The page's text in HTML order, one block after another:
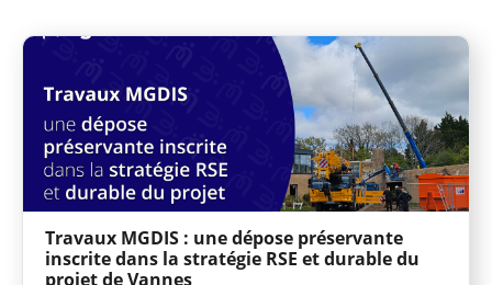
Travaux MGDIS : une dépose préservante
inscrite dans la stratégie RSE et durable du
projet de Vannes